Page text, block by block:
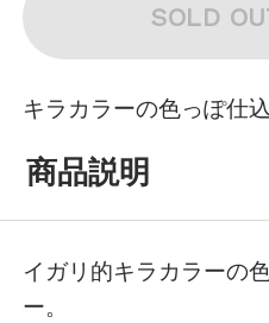
キラカラーの色っぽ仕
SOLD
商品説明
イガリ的キラカラーの
ー。